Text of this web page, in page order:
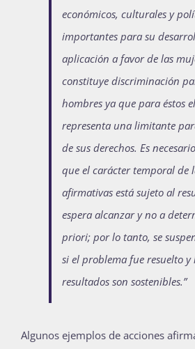
económicos, culturales y
importantes para su
aplicación a favor de las
constituye discriminación
hombres ya que para éstos
representa una limitante
de sus derechos. Es
que el carácter temporal de
afirmativas está sujeto al
espera alcanzar y no a
priori; por lo tanto, se
si el problema fue resuelto y
resultados son sostenibles.”
Algunos ejemplos de acciones